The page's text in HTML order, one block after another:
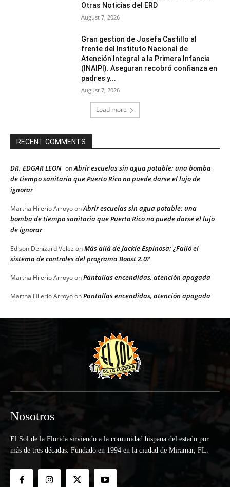
Otras Noticias del ERD
August 7, 2026
Gran gestion de Josefa Castillo al
frente del Instituto Nacional de
Atención Integral a la Primera Infancia
(INAIPI). Aseguran recobró confianza en
padres y...
August 7, 2026
Load more
RECENT COMMENTS
DR. EDGAR LEON onAbrir escuelas sin agua potable: una bomba
de tiempo sanitaria que Puerto Rico no puede darse el lujo de
ignorar
Martha Hilerio ArroyoonAbrir escuelas sin agua potable: una
bomba de tiempo sanitaria que Puerto Rico no puede darse el lujo
de ignorar
Edison Denizard Velez onMás allá de Jackie Espinosa: ¿Falló el
sistema de controles del programa Boost 2.0?
Martha Hilerio ArroyoonPantallas encendidas, atención apagada
Martha Hilerio ArroyoonPantallas encendidas, atención apagada
Nosotros
El Sol de la Florida sirviendo a la comunidad hispana del estado por
más de tres décadas. Fundado en 1994 en la ciudad de Miramar, FL.